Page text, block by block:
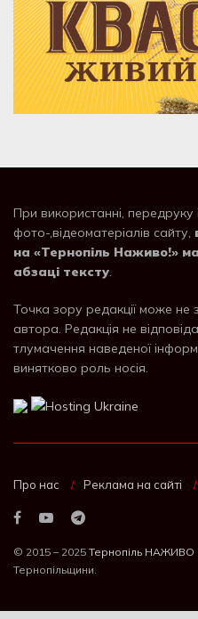
При використанні, передруку
фото-,відеоматеріалів сайту,
на «Тернопіль Наживо!»
абзаці тексту.
Точка зору редакції може не
автора. Редакція не
тлумачення наведеної
винятково роль носія.
Про нас Реклама на сайті
© 2015 – 2025 Тернопіль НАЖИВО
Тернопільщини.